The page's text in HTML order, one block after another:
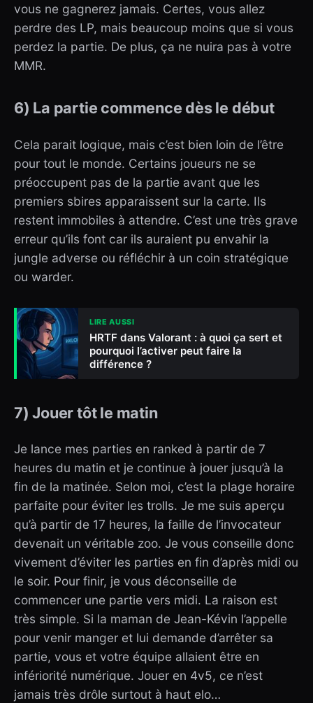
vous ne gagnerez jamais. Certes, vous allez
perdre des LP, mais beaucoup moins que si vous
perdez la partie. De plus, ça ne nuira pas à votre
MMR.
6) La partie commence dès le début
Cela parait logique, mais c’est bien loin de l’être
pour tout le monde. Certains joueurs ne se
préoccupent pas de la partie avant que les
premiers sbires apparaissent sur la carte. Ils
restent immobiles à attendre. C’est une très grave
erreur qu’ils font car ils auraient pu envahir la
jungle adverse ou réfléchir à un coin stratégique
ou warder.
LIRE AUSSI
HRTF dans Valorant : à quoi ça sert et
pourquoi l’activer peut faire la
différence ?
7) Jouer tôt le matin
Je lance mes parties en ranked à partir de 7
heures du matin et je continue à jouer jusqu’à la
fin de la matinée. Selon moi, c’est la plage horaire
parfaite pour éviter les trolls. Je me suis aperçu
qu’à partir de 17 heures, la faille de l’invocateur
devenait un véritable zoo. Je vous conseille donc
vivement d’éviter les parties en fin d’après midi ou
le soir. Pour finir, je vous déconseille de
commencer une partie vers midi. La raison est
très simple. Si la maman de Jean-Kévin l’appelle
pour venir manger et lui demande d’arrêter sa
partie, vous et votre équipe allaient être en
infériorité numérique. Jouer en 4v5, ce n’est
jamais très drôle surtout à haut elo…